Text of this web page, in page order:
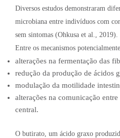
Diversos estudos demonstraram
microbiana entre indivíduos com
sem sintomas (Ohkusa et al., 2019).
Entre os mecanismos
alterações na fermentação das
redução da produção de ácidos
modulação da motilidade
alterações na comunicação
central.
O butirato, um ácido graxo